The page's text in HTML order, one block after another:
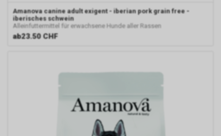
Amanova canine adult exigent - iberian pork grain free -
iberisches schwein
Alleinfuttermittel für erwachsene Hunde aller Rassen
ab23.50 CHF